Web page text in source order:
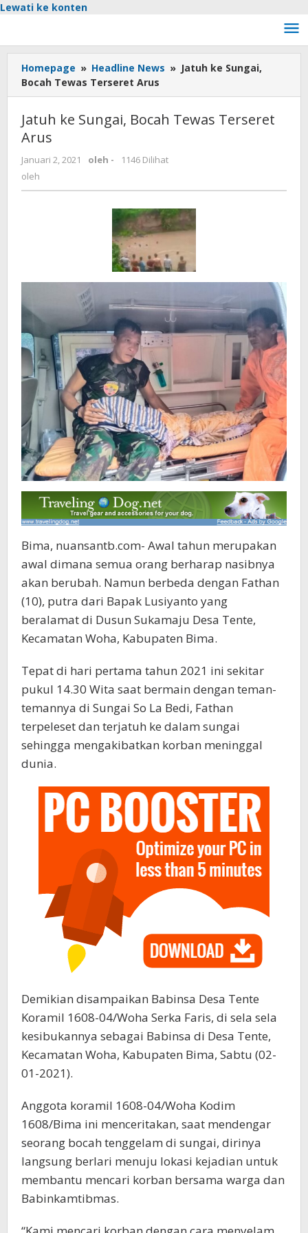
Lewati ke konten
Homepage » Headline News » Jatuh ke Sungai,
Bocah Tewas Terseret Arus
Jatuh ke Sungai, Bocah Tewas Terseret
Arus
Januari 2, 2021 oleh -
1146 Dilihat
oleh
Bima, nuansantb.com- Awal tahun merupakan
awal dimana semua orang berharap nasibnya
akan berubah. Namun berbeda dengan Fathan
(10), putra dari Bapak Lusiyanto yang
beralamat di Dusun Sukamaju Desa Tente,
Kecamatan Woha, Kabupaten Bima.
Tepat di hari pertama tahun 2021 ini sekitar
pukul 14.30 Wita saat bermain dengan teman-
temannya di Sungai So La Bedi, Fathan
terpeleset dan terjatuh ke dalam sungai
sehingga mengakibatkan korban meninggal
dunia.
Demikian disampaikan Babinsa Desa Tente
Koramil 1608-04/Woha Serka Faris, di sela sela
kesibukannya sebagai Babinsa di Desa Tente,
Kecamatan Woha, Kabupaten Bima, Sabtu (02-
01-2021).
Anggota koramil 1608-04/Woha Kodim
1608/Bima ini menceritakan, saat mendengar
seorang bocah tenggelam di sungai, dirinya
langsung berlari menuju lokasi kejadian untuk
membantu mencari korban bersama warga dan
Babinkamtibmas.